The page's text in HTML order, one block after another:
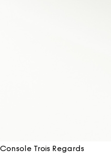
Console Trois Regards